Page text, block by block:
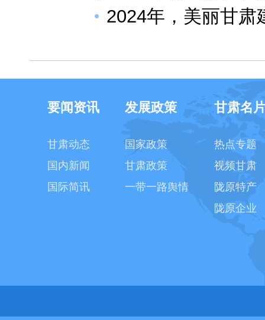
2024年，美丽甘肃
要闻资讯
甘肃动态
国内新闻
国际简讯
发展政策
国家政策
甘肃政策
一带一路舆情
甘肃名
热点专题
视频甘肃
陇原特产
陇原企业